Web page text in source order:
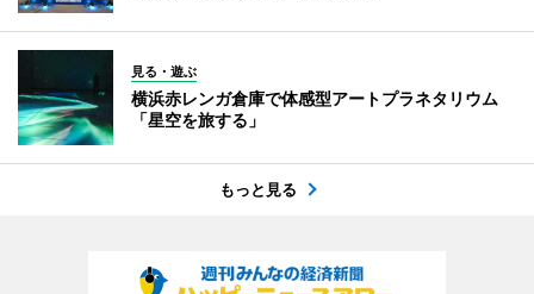
見る・遊ぶ
横浜赤レンガ倉庫で体感型アートプラネタリウム
「星空を旅する」
もっと見る